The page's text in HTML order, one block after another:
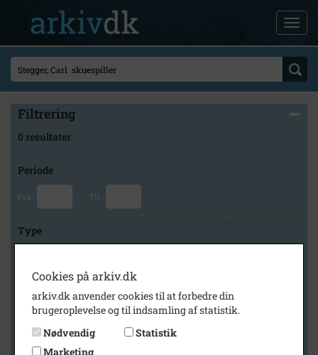
Filtrering
0 resultater
Periode
Fra Til
Type
Arkiv
Lokalarkivet Alsønderup -Tjæreby
Cookies på arkiv.dk
arkiv.dk anvender cookies til at forbedre din
brugeroplevelse og til indsamling af statistik.
Nødvendig
Statistik
Marketing